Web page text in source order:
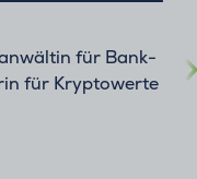
für Bank-
für Kryptowerte